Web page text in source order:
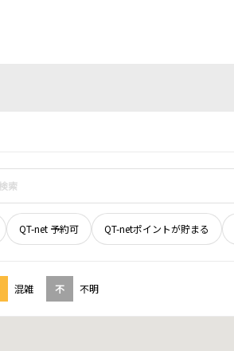
QT-net 予約可 QT-netポイントが貯まる
混雑 不 不明